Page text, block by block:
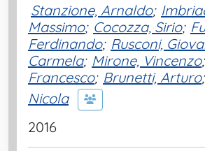
Stanzione, Arnaldo;
Massimo; Cocozza, Sirio;
Ferdinando; Rusconi,
Carmela; Mirone, Vincenzo;
Francesco; Brunetti, Arturo;
Nicola
2016